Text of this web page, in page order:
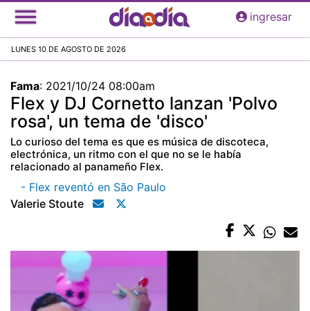
Pasar
al
principal
ingresar
LUNES 10 DE AGOSTO DE 2026
Fama: 2021/10/24 08:00am
Flex y DJ Cornetto lanzan 'Polvo
rosa', un tema de 'disco'
Lo curioso del tema es que es música de discoteca,
electrónica, un ritmo con el que no se le había
relacionado al panameño Flex.
- Flex reventó en São Paulo
Valerie Stoute